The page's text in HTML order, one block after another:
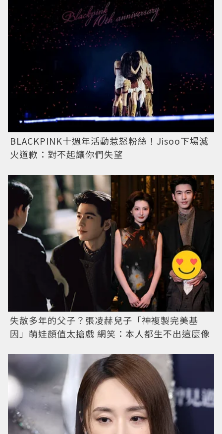
BLACKPINK十週年活動惹怒粉絲！Jisoo下場滅
火道歉：對不起讓你們失望
失散多年的父子？張凌赫兒子「神複製完美基
因」萌娃顏值太搶戲 網笑：本人都生不出這麼像